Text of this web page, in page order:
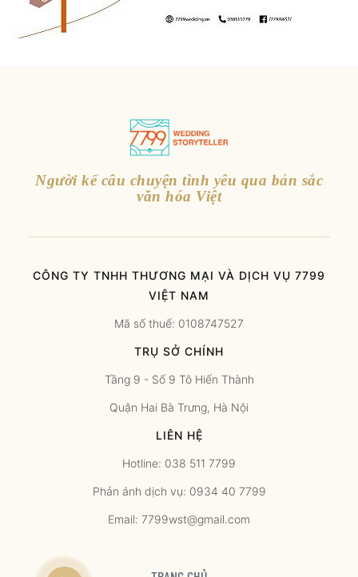
Người kể câu chuyện tình yêu qua bản sắc
văn hóa Việt
CÔNG TY TNHH THƯƠNG MẠI VÀ DỊCH VỤ 7799
VIỆT NAM
Mã số thuế: 0108747527
TRỤ SỞ CHÍNH
Tầng 9 - Số 9 Tô Hiến Thành
Quận Hai Bà Trưng, Hà Nội
LIÊN HỆ
Hotline: 038 511 7799
Phản ánh dịch vụ: 0934 40 7799
Email: 7799wst@gmail.com